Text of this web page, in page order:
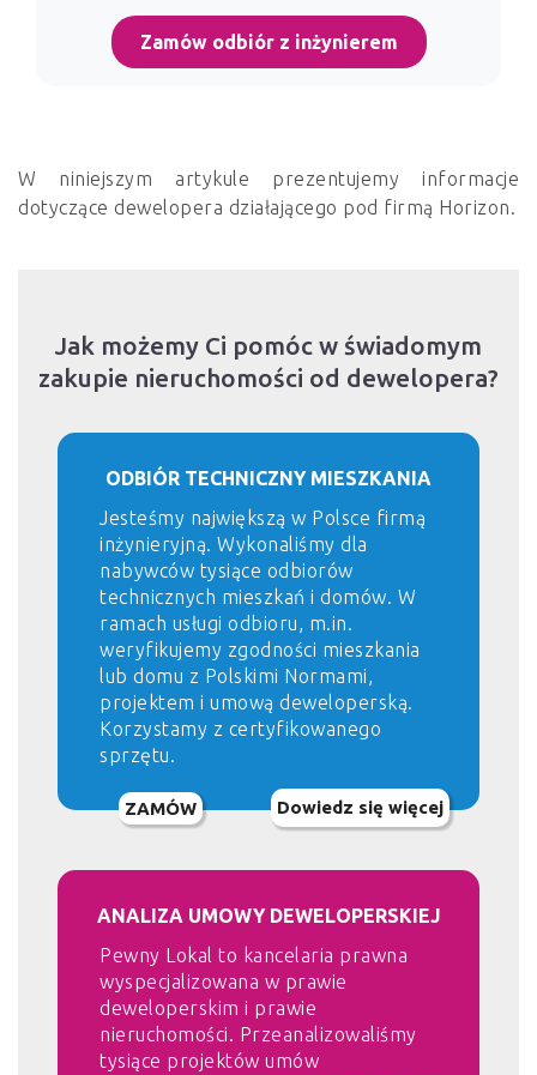
Zamów odbiór z inżynierem
W niniejszym artykule prezentujemy informacje
dotyczące dewelopera działającego pod firmą Horizon.
Jak możemy Ci pomóc w świadomym
zakupie nieruchomości od dewelopera?
ODBIÓR TECHNICZNY MIESZKANIA
Jesteśmy największą w Polsce firmą
inżynieryjną. Wykonaliśmy dla
nabywców tysiące odbiorów
technicznych mieszkań i domów. W
ramach usługi odbioru, m.in.
weryfikujemy zgodności mieszkania
lub domu z Polskimi Normami,
projektem i umową deweloperską.
Korzystamy z certyfikowanego
sprzętu.
ZAMÓW Dowiedz się więcej
ANALIZA UMOWY DEWELOPERSKIEJ
Pewny Lokal to kancelaria prawna
wyspecjalizowana w prawie
deweloperskim i prawie
nieruchomości. Przeanalizowaliśmy
tysiące projektów umów